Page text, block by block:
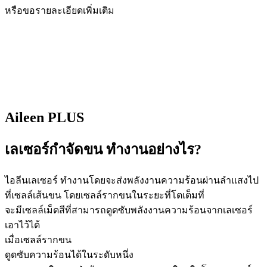
หรือขอรายละเอียดเพิ่มเติม
Aileen PLUS
เลเซอร์กำจัดขน ทำงานอย่างไร?
ไอลีนเลเซอร์ ทำงานโดยจะส่งพลังงานความร้อนผ่านลำแสงไป
ที่เซลล์เส้นขน โดยเซลล์รากขนในระยะที่โตเต็มที่
จะมีเซลล์เม็ดสีที่สามารถดูดซับพลังงานความร้อนจากเลเซอร์
เอาไว้ได้
เมื่อเซลล์รากขน
ดูดซับความร้อนได้ในระดับหนึ่ง